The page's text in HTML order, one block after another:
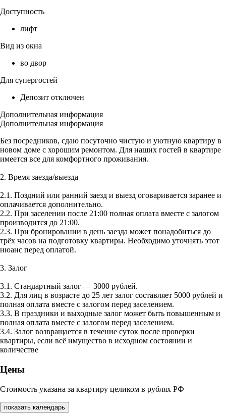
Доступность
лифт
Вид из окна
во двор
Для супергостей
Депозит отключен
Дополнительная информация
Дополнительная информация
Без посредников, сдаю посуточно чистую и уютную квартиру в
новом доме с хорошим ремонтом. Для наших гостей в квартире
имеется все для комфортного проживания.
2. Время заезда/выезда
2.1. Поздний или ранний заезд и выезд оговаривается заранее и
оплачивается дополнительно.
2.2. При заселении после 21:00 полная оплата вместе с залогом
производится до 21:00.
2.3. При бронировании в день заезда может понадобиться до
трёх часов на подготовку квартиры. Необходимо уточнять этот
нюанс перед оплатой.
3. Залог
3.1. Стандартный залог — 3000 рублей.
3.2. Для лиц в возрасте до 25 лет залог составляет 5000 рублей и
полная оплата вместе с залогом перед заселением.
3.3. В праздники и выходные залог может быть повышенным и
полная оплата вместе с залогом перед заселением.
3.4. Залог возвращается в течение суток после проверки
квартиры, если всё имущество в исходном состоянии и
количестве
Цены
Стоимость указана за квартиру целиком в рублях РФ
показать календарь